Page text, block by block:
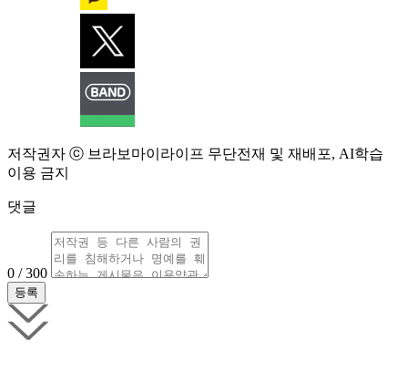
저작권자 ⓒ 브라보마이라이프 무단전재 및 재배포, AI학습
이용 금지
댓글
0 / 300